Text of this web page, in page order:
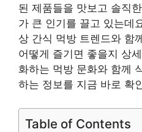
된 제품들을 맛보고 솔직
가 큰 인기를 끌고 있는데
상 간식 먹방 트렌드와 함
어떻게 즐기면 좋을지 상
화하는 먹방 문화와 함께
하는 정보를 지금 바로 확
Table of Contents